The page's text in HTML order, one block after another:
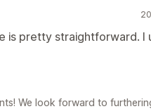
is pretty straightforward. I
We look forward to